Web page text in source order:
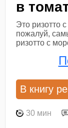
в
Это ризотто
пожалуй,
ризотто с
В книгу
30 мин